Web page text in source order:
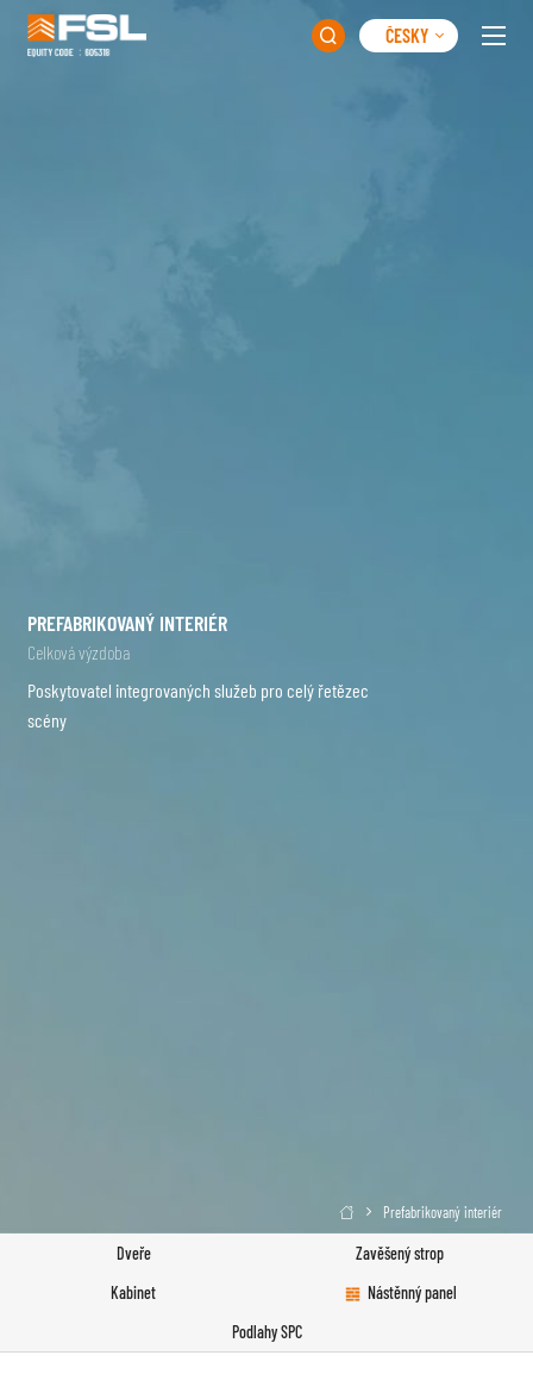
 ČESKY
PREFABRIKOVANÝ INTERIÉR
Celková výzdoba
Poskytovatel integrovaných služeb pro celý řetězec
scény
 Prefabrikovaný interiér
Dveře
Zavěšený strop
Kabinet
Nástěnný panel
Podlahy SPC